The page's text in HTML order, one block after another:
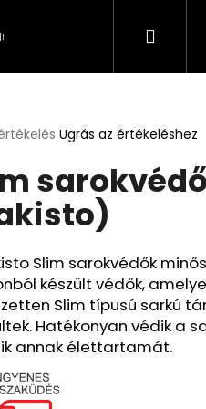
és fizetés Kapcsolat
Ugrás az értékeléshez
Slim sarokvédők
készült védők,
Slim típusú sarkú
Hatékonyan védik a
annak élettartamát.